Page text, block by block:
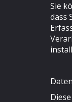
Sie
dass